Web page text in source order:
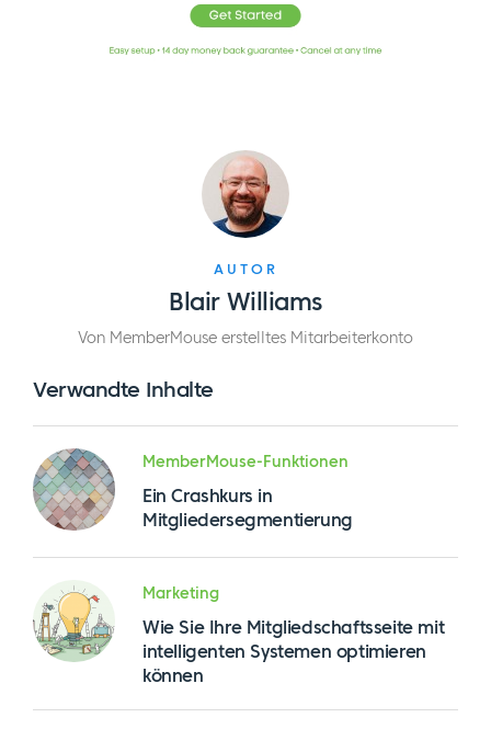
AUTOR
Blair Williams
Von MemberMouse erstelltes Mitarbeiterkonto
Verwandte Inhalte
MemberMouse-Funktionen
Ein Crashkurs in
Mitgliedersegmentierung
Marketing
Wie Sie Ihre Mitgliedschaftsseite mit
intelligenten Systemen optimieren
können